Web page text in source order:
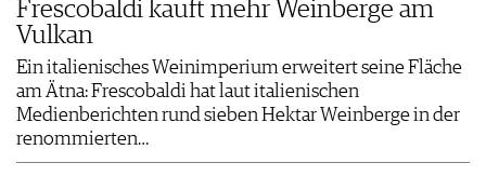
Frescobaldi kauft mehr Weinberge am
Vulkan
Ein italienisches Weinimperium erweitert seine Fläche
am Ätna: Frescobaldi hat laut italienischen
Medienberichten rund sieben Hektar Weinberge in der
renommierten…